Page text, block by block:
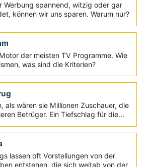
Werbung spannend, witzig oder gar
können wir uns sparen. Warum nur?
der meisten TV Programme. Wie
was sind die Kriterien?
als wären sie Millionen Zuschauer, die
Betrüger. Ein Tiefschlag für die...